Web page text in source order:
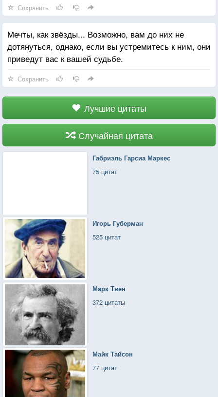
Сохранить
Мечты, как звёзды... Возможно, вам до них не
дотянуться, однако, если вы устремитесь к ним, они
приведут вас к вашей судьбе.
Сохранить
Лучшие цитаты
Случайная цитата
Габриэль Гарсиа Маркес
75 цитат
Игорь Губерман
525 цитат
Марк Твен
372 цитаты
Майк Тайсон
77 цитат